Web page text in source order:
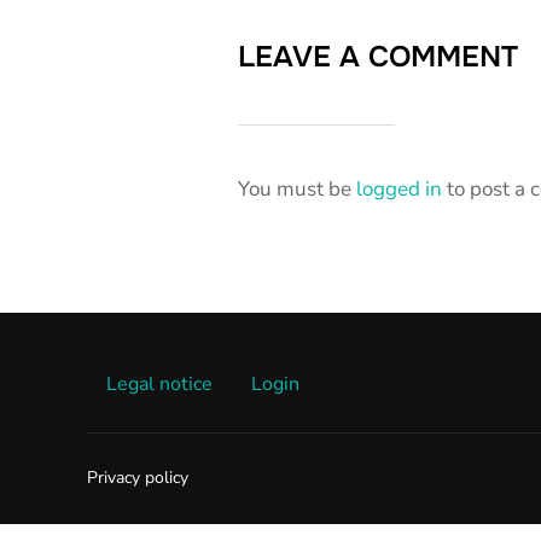
LEAVE A COMMENT
You must be logged in to post a
Legal notice Login
Privacy policy